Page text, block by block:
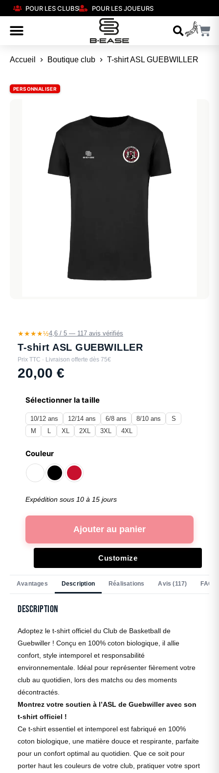
POUR LES CLUBS POUR LES JOUEURS
Accueil Boutique club T-shirt ASL GUEBWILLER
PERSONNALISER
★★★★½4,6 / 5 — 117 avis vérifiés
T-shirt ASL GUEBWILLER
Prix TTC · Livraison offerte dès 75€
20,00 €
Sélectionner la taille
10/12 ans 12/14 ans 6/8 ans 8/10 ans
S
M
L XL 2XL 3XL 4XL
Couleur
Expédition sous 10 à 15 jours
Ajouter au panier
Customize
Avantages Description Réalisations Avis (117) FAQ
Description
Adoptez le t-shirt officiel du Club de Basketball de
Guebwiller ! Conçu en 100% coton biologique, il allie
confort, style intemporel et responsabilité
environnementale. Idéal pour représenter fièrement votre
club au quotidien, lors des matchs ou des moments
décontractés.
Montrez votre soutien à l’ASL de Guebwiller avec son
t-shirt officiel !
Ce t-shirt essentiel et intemporel est fabriqué en 100%
coton biologique, une matière douce et respirante, parfaite
pour un confort optimal au quotidien. Que ce soit pour
porter haut les couleurs de votre club, pratiquer votre sport